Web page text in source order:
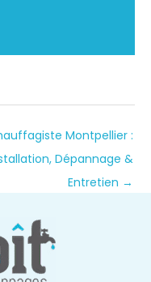
Montpellier :
Dépannage &
Entretien →